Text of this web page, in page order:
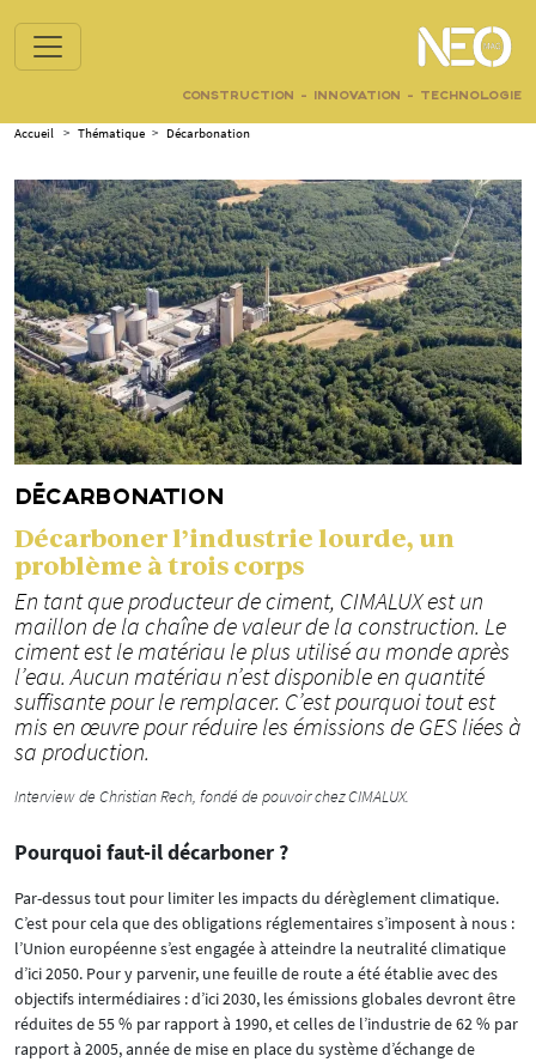
CONSTRUCTION - INNOVATION - TECHNOLOGIE
Accueil > Thématique > Décarbonation
DÉCARBONATION
Décarboner l’industrie lourde, un
problème à trois corps
En tant que producteur de ciment, CIMALUX est un
maillon de la chaîne de valeur de la construction. Le
ciment est le matériau le plus utilisé au monde après
l’eau. Aucun matériau n’est disponible en quantité
suffisante pour le remplacer. C’est pourquoi tout est
mis en œuvre pour réduire les émissions de GES liées à
sa production.
Interview de Christian Rech, fondé de pouvoir chez CIMALUX.
Pourquoi faut-il décarboner ?
Par-dessus tout pour limiter les impacts du dérèglement climatique.
C’est pour cela que des obligations réglementaires s’imposent à nous :
l’Union européenne s’est engagée à atteindre la neutralité climatique
d’ici 2050. Pour y parvenir, une feuille de route a été établie avec des
objectifs intermédiaires : d’ici 2030, les émissions globales devront être
réduites de 55 % par rapport à 1990, et celles de l’industrie de 62 % par
rapport à 2005, année de mise en place du système d’échange de